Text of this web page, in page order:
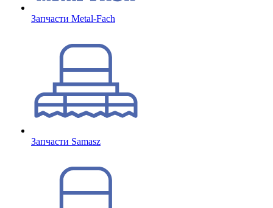
Запчасти Metal-Fach
Запчасти Samasz